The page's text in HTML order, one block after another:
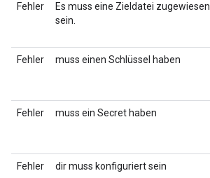
Fehler
Es muss eine Zieldatei zugewiesen
sein.
Fehler muss einen Schlüssel haben
Fehler muss ein Secret haben
Fehler dir muss konfiguriert sein